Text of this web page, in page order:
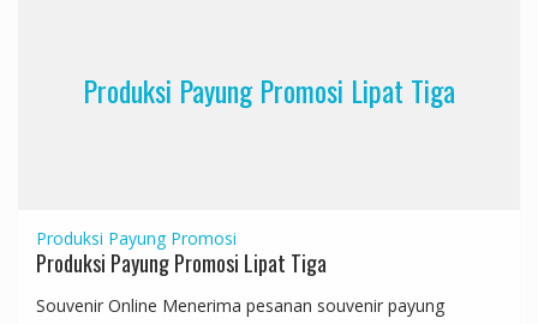
Produksi Payung Promosi Lipat Tiga
Produksi Payung Promosi
Produksi Payung Promosi Lipat Tiga
Souvenir Online Menerima pesanan souvenir payung